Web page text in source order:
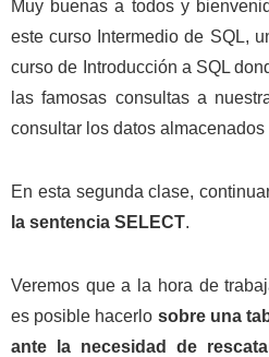
Muy buenas a todos y
este curso Intermedio de SQL,
curso de Introducción a SQL
las famosas consultas a
consultar los datos
En esta segunda clase,
la sentencia SELECT.
Veremos que a la hora de
es posible hacerlo sobre una
ante la necesidad de